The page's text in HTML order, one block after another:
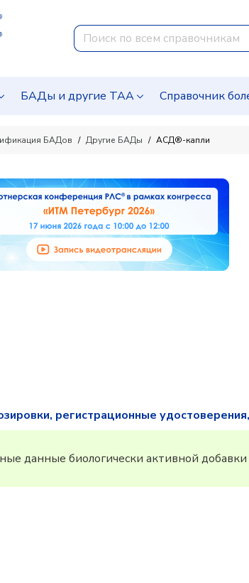
БАДы и другие ТАА Справочник
БАДов Другие БАДы АСД®-капли
регистрационные
данные биологически активной добавки